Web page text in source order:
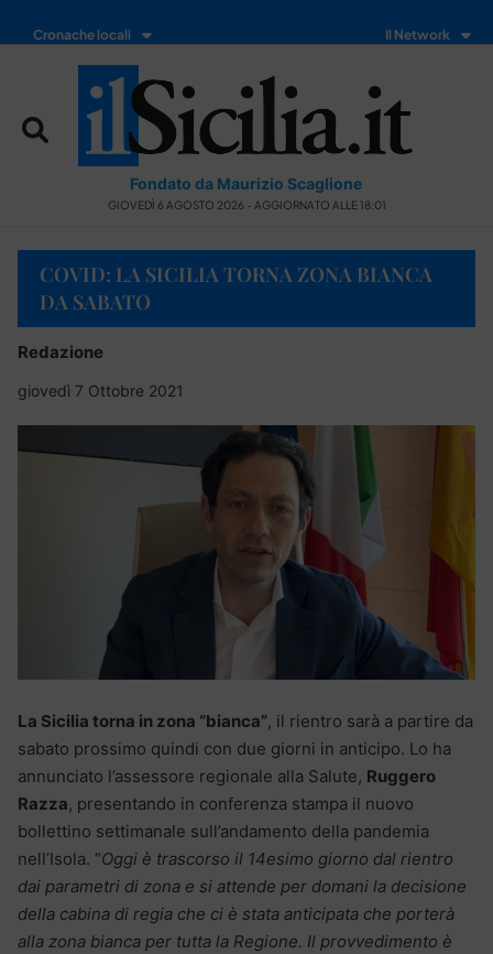
Cronache locali Il Network
Fondato da Maurizio Scaglione
GIOVEDÌ 6 AGOSTO 2026 - AGGIORNATO ALLE 18:01
COVID: LA SICILIA TORNA ZONA BIANCA
DA SABATO
Redazione
giovedì 7 Ottobre 2021
La Sicilia torna in zona “bianca”, il rientro sarà a partire da
sabato prossimo quindi con due giorni in anticipo. Lo ha
annunciato l’assessore regionale alla Salute, Ruggero
Razza, presentando in conferenza stampa il nuovo
bollettino settimanale sull’andamento della pandemia
nell’Isola. “Oggi è trascorso il 14esimo giorno dal rientro
dai parametri di zona e si attende per domani la decisione
della cabina di regia che ci è stata anticipata che porterà
alla zona bianca per tutta la Regione. Il provvedimento è